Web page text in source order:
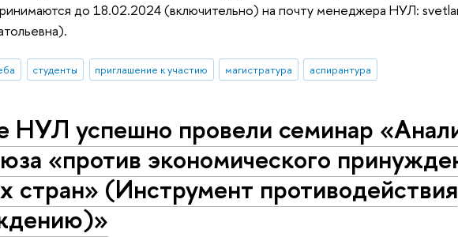
до 18.02.2024 (включительно) на почту менеджера НУЛ:
студенты приглашение к участию магистратура аспирантура
НУЛ успешно провели семинар
«против экономического
стран» (Инструмент противодействия